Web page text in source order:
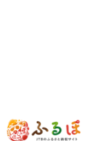
礼の品一覧